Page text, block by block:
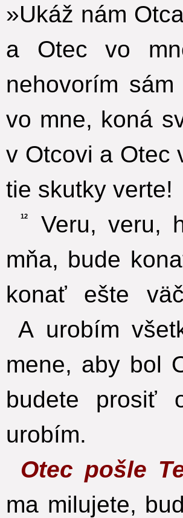
»Ukáž nám
a Otec vo
nehovorím
vo mne, koná
v Otcovi a Otec
tie skutky verte!
12
Veru, veru,
mňa, bude
konať ešte
A urobím
mene, aby bol
budete prosiť
urobím.
Otec pošle
ma milujete,